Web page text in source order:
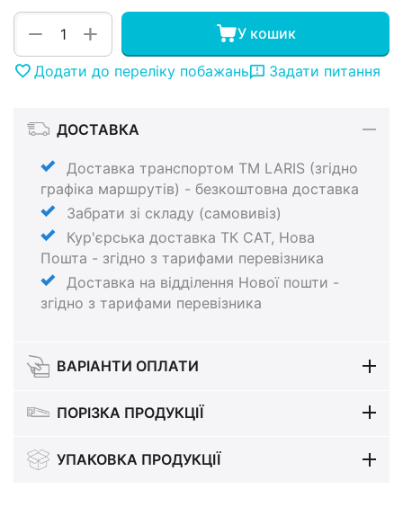
+
− У кошик
Додати до переліку побажань Задати питання
ДОСТАВКА
Доставка транспортом ТМ LARIS (згідно
графіка маршрутів) - безкоштовна доставка
Забрати зі складу (самовивіз)
Кур'єрська доставка ТК САТ, Нова
Пошта - згідно з тарифами перевізника
Доставка на відділення Нової пошти -
згідно з тарифами перевізника
ВАРІАНТИ ОПЛАТИ
ПОРІЗКА ПРОДУКЦІЇ
УПАКОВКА ПРОДУКЦІЇ